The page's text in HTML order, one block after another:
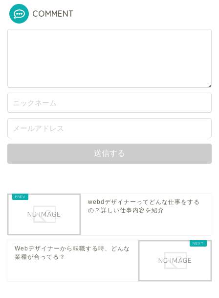
COMMENT
webdデザイナーってどんな仕事をする
の？詳しい仕事内容を紹介
Webデザイナーから転職する時、どんな
業種が合ってる？